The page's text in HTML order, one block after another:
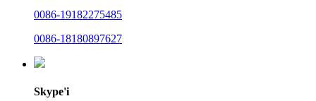
0086-19182275485
0086-18180897627
Skype'i